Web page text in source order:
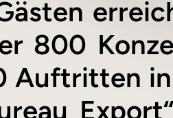
800
Auftritten